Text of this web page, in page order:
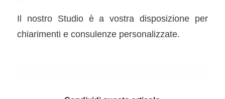
Il nostro Studio è a vostra disposizione per
chiarimenti e consulenze personalizzate.